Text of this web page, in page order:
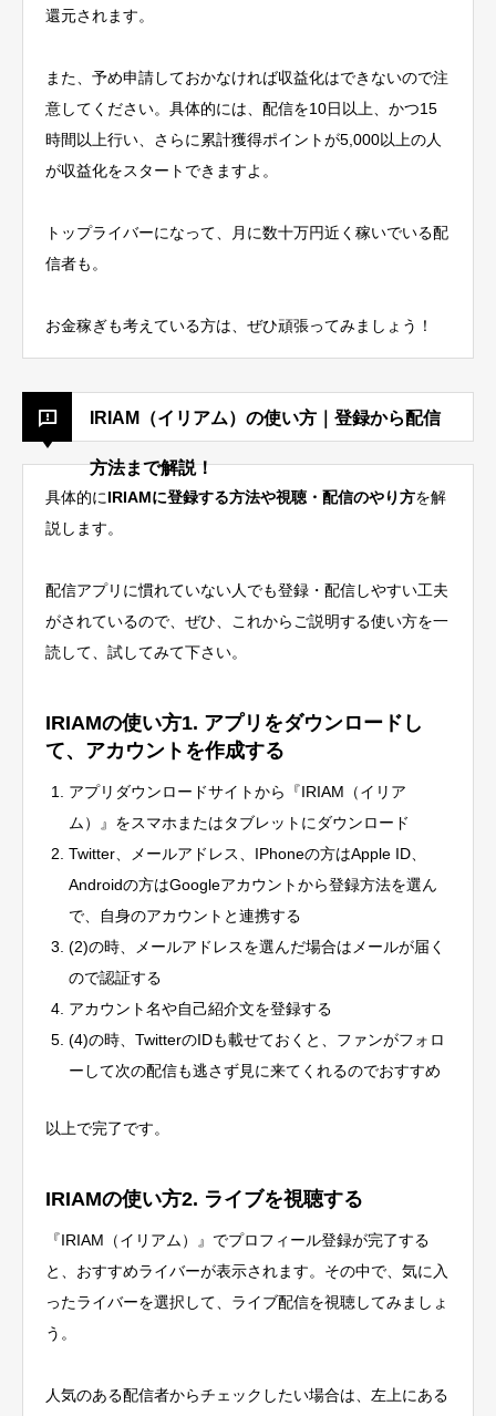
還元されます。
また、予め申請しておかなければ収益化はできないので注
意してください。具体的には、配信を10日以上、かつ15
時間以上行い、さらに累計獲得ポイントが5,000以上の人
が収益化をスタートできますよ。
トップライバーになって、月に数十万円近く稼いでいる配
信者も 。
お金稼ぎも考えている方は、ぜひ頑張ってみましょう！
IRIAM（イリアム）の使い方｜登録から配信
方法まで解説！
具体的にIRIAMに登録する方法や視聴・配信のやり方を解
説します。
配信アプリに慣れていない人でも登録・配信しやすい工夫
がされているので、ぜひ、これからご説明する使い方を一
読して、試してみて下さい。
IRIAMの使い方1. アプリをダウンロードし
て、アカウントを作成する
アプリダウンロードサイトから『IRIAM（イリア
ム）』をスマホまたはタブレットにダウンロード
Twitter、メールアドレス、IPhoneの方はApple ID、
Androidの方はGoogleアカウントから登録方法を選ん
で、自身のアカウントと連携する
(2)の時、メールアドレスを選んだ場合はメールが届く
ので認証する
アカウント名や自己紹介文を登録する
(4)の時、TwitterのIDも載せておくと、ファンがフォロ
ーして次の配信も逃さず見に来てくれるのでおすすめ
以上で完了です。
IRIAMの使い方2. ライブを視聴する
『IRIAM（イリアム）』でプロフィール登録が完了する
と、おすすめライバーが表示されます。その中で、気に入
ったライバーを選択して、ライブ配信を視聴してみましょ
う。
人気のある配信者からチェックしたい場合は、左上にある